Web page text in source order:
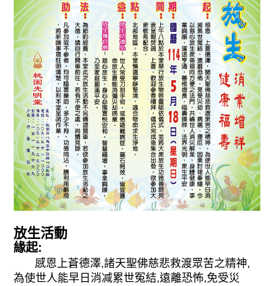
放生活動
緣起:
感恩上蒼德澤,諸天聖佛慈悲救渡眾苦之精神,
為使世人能早日消减累世冤結,遠離恐怖,免受災